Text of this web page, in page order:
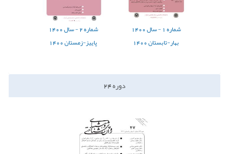
شماره1 - سال1400
بهار-تابستان 1400
شماره2 - سال1400
پاییز-زمستان 1400
دوره24